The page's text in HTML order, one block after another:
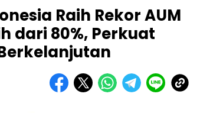
Raih Rekor AUM
dari 80%, Perkuat